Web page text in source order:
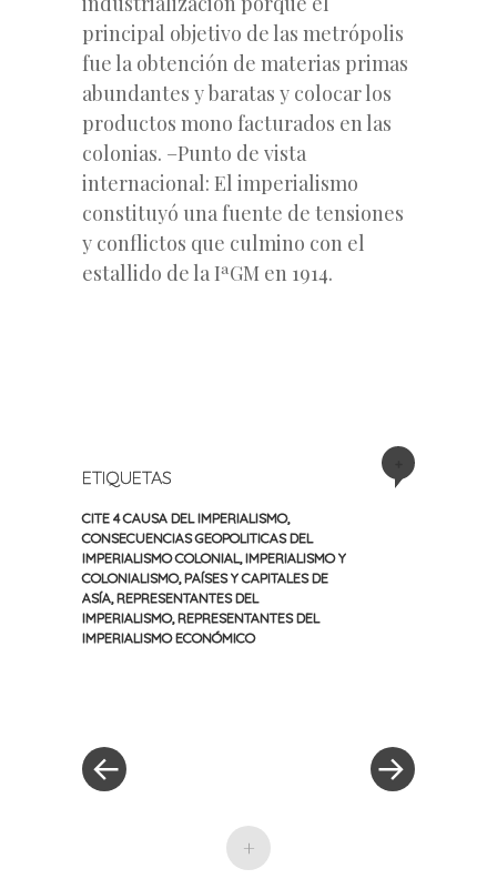
principal objetivo de las metrópolis
fue la obtención de materias primas
abundantes y baratas y colocar los
productos mono facturados en las
colonias. –Punto de vista
internacional: El imperialismo
constituyó una fuente de tensiones
y conflictos que culmino con el
estallido de la IªGM en 1914.
ETIQUETAS
CITE 4 CAUSA DEL IMPERIALISMO,
CONSECUENCIAS GEOPOLITICAS DEL
IMPERIALISMO COLONIAL IMPERIALISMO Y
COLONIALISMO, PAÍSES Y CAPITALES DE
ASÍA REPRESENTANTES DEL
IMPERIALISMO, REPRESENTANTES DEL
IMPERIALISMO ECONÓMICO
entradas
+